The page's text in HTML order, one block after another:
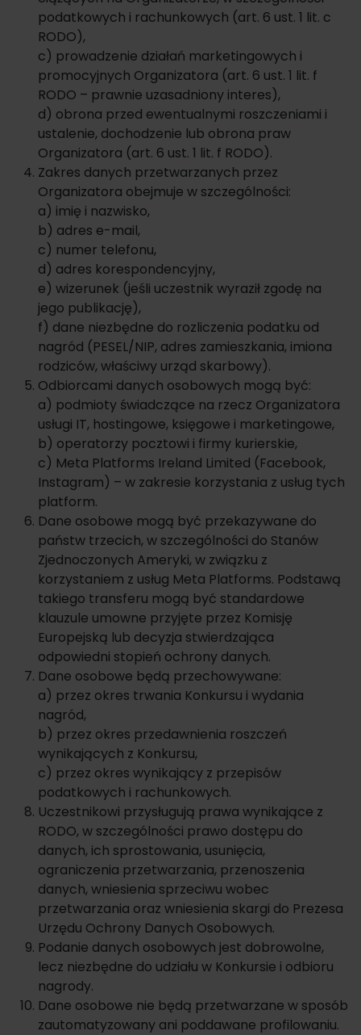
podatkowych i rachunkowych (art. 6 ust. 1 lit. c
RODO),
c) prowadzenie działań marketingowych i
promocyjnych Organizatora (art. 6 ust. 1 lit. f
RODO – prawnie uzasadniony interes),
d) obrona przed ewentualnymi roszczeniami i
ustalenie, dochodzenie lub obrona praw
Organizatora (art. 6 ust. 1 lit. f RODO).
Zakres danych przetwarzanych przez
Organizatora obejmuje w szczególności:
a) imię i nazwisko,
b) adres e-mail,
c) numer telefonu,
d) adres korespondencyjny,
e) wizerunek (jeśli uczestnik wyraził zgodę na
jego publikację),
f) dane niezbędne do rozliczenia podatku od
nagród (PESEL/NIP, adres zamieszkania, imiona
rodziców, właściwy urząd skarbowy).
Odbiorcami danych osobowych mogą być:
a) podmioty świadczące na rzecz Organizatora
usługi IT, hostingowe, księgowe i marketingowe,
b) operatorzy pocztowi i firmy kurierskie,
c) Meta Platforms Ireland Limited (Facebook,
Instagram) – w zakresie korzystania z usług tych
platform.
Dane osobowe mogą być przekazywane do
państw trzecich, w szczególności do Stanów
Zjednoczonych Ameryki, w związku z
korzystaniem z usług Meta Platforms. Podstawą
takiego transferu mogą być standardowe
klauzule umowne przyjęte przez Komisję
Europejską lub decyzja stwierdzająca
odpowiedni stopień ochrony danych.
Dane osobowe będą przechowywane:
a) przez okres trwania Konkursu i wydania
nagród,
b) przez okres przedawnienia roszczeń
wynikających z Konkursu,
c) przez okres wynikający z przepisów
podatkowych i rachunkowych.
Uczestnikowi przysługują prawa wynikające z
RODO, w szczególności prawo dostępu do
danych, ich sprostowania, usunięcia,
ograniczenia przetwarzania, przenoszenia
danych, wniesienia sprzeciwu wobec
przetwarzania oraz wniesienia skargi do Prezesa
Urzędu Ochrony Danych Osobowych.
Podanie danych osobowych jest dobrowolne,
lecz niezbędne do udziału w Konkursie i odbioru
nagrody.
Dane osobowe nie będą przetwarzane w sposób
zautomatyzowany ani poddawane profilowaniu.